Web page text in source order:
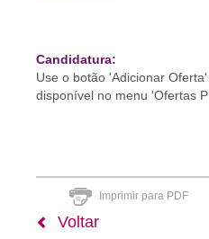
Candidatura:
Use o botão 'Adicionar
disponível no menu 'Ofertas
Imprimir para PDF
Voltar